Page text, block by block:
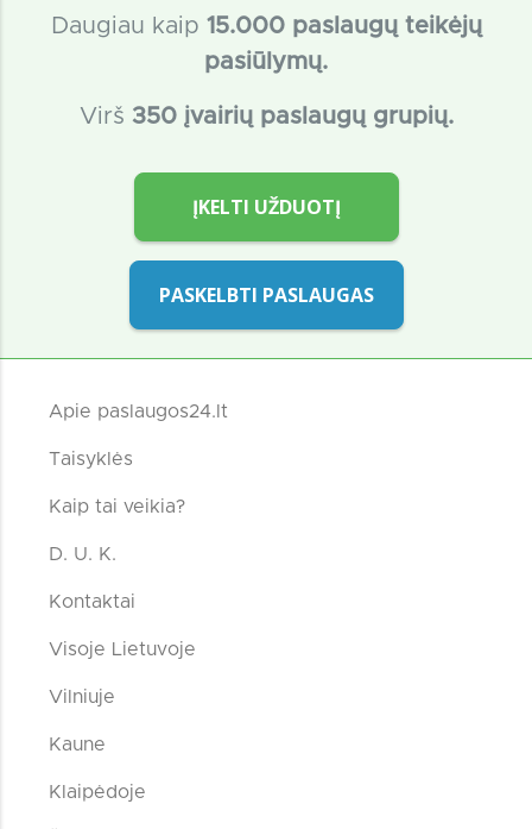
Daugiau kaip 15.000 paslaugų teikėjų
pasiūlymų.
Virš 350 įvairių paslaugų grupių.
ĮKELTI UŽDUOTĮ
PASKELBTI PASLAUGAS
Apie paslaugos24.lt
Taisyklės
Kaip tai veikia?
D. U. K.
Kontaktai
Visoje Lietuvoje
Vilniuje
Kaune
Klaipėdoje